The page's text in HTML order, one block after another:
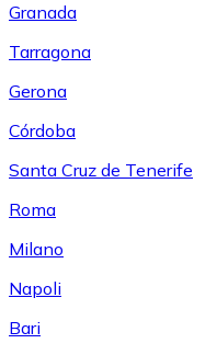
Granada
Tarragona
Gerona
Córdoba
Santa Cruz de Tenerife
Roma
Milano
Napoli
Bari